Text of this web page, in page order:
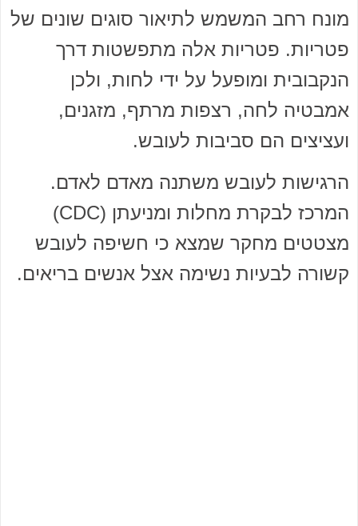
מונח רחב המשמש לתיאור סוגים שונים של
פטריות. פטריות אלה מתפשטות דרך
הנקבובית ומופעל על ידי לחות, ולכן
אמבטיה לחה, רצפות מרתף, מזגנים,
ועציצים הם סביבות לעובש.
הרגישות לעובש משתנה מאדם לאדם.
המרכז לבקרת מחלות ומניעתן (CDC)
מצטטים מחקר שמצא כי חשיפה לעובש
קשורה לבעיות נשימה אצל אנשים בריאים.